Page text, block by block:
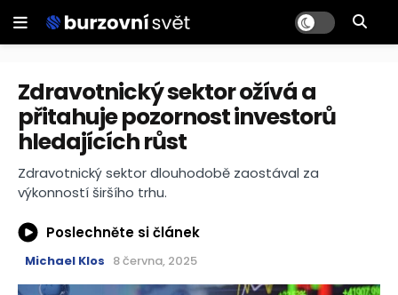
Zdravotnický sektor ožívá a
přitahuje pozornost investorů
hledajících růst
Zdravotnický sektor dlouhodobě zaostával za
výkonností širšího trhu.
Poslechněte si článek
Michael Klos 8 června, 2025